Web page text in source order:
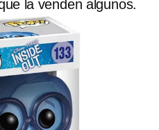
la venden algunos.